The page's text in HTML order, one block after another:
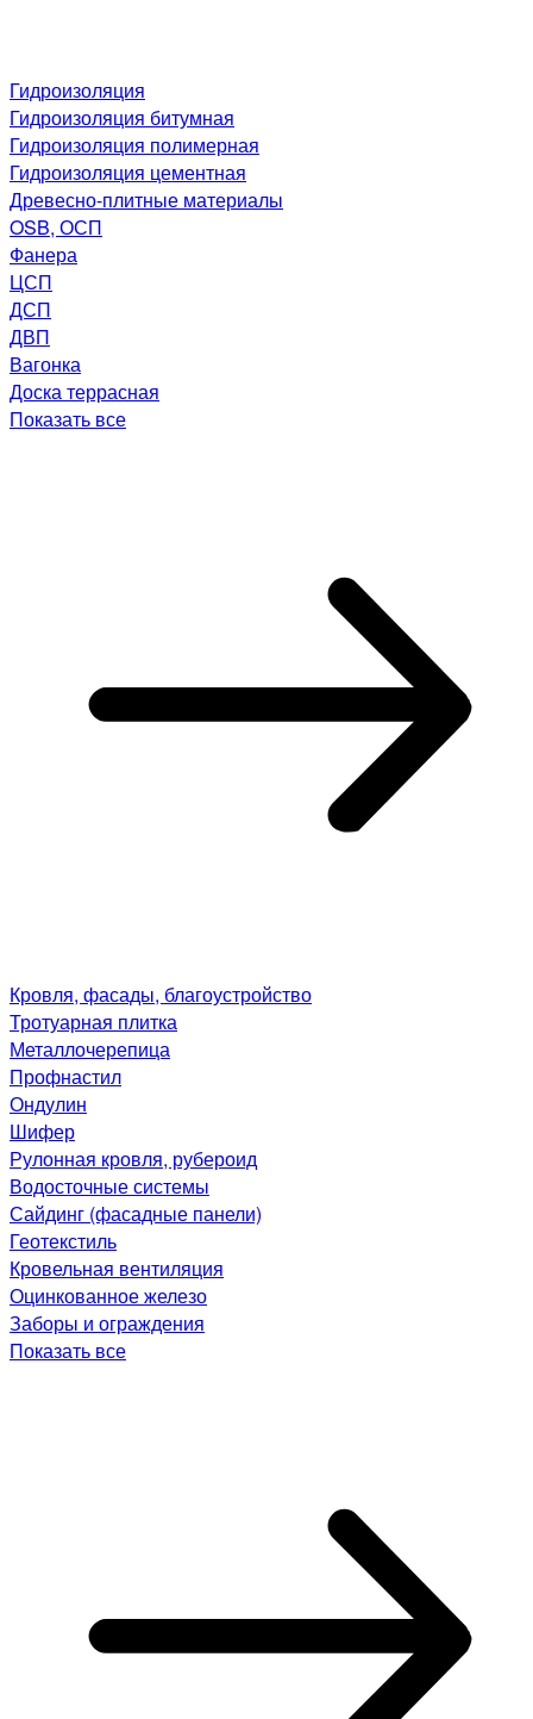
Гидроизоляция
Гидроизоляция битумная
Гидроизоляция полимерная
Гидроизоляция цементная
Древесно-плитные материалы
OSB, ОСП
Фанера
ЦСП
ДСП
ДВП
Вагонка
Доска террасная
Показать все
Кровля, фасады, благоустройство
Тротуарная плитка
Металлочерепица
Профнастил
Ондулин
Шифер
Рулонная кровля, рубероид
Водосточные системы
Сайдинг (фасадные панели)
Геотекстиль
Кровельная вентиляция
Оцинкованное железо
Заборы и ограждения
Показать все